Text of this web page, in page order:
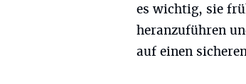
es wichtig, sie
heranzuführen
auf einen